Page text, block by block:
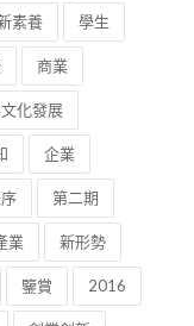
飲管理
素養
商業
化發展
企業
序 第二期
產業 新形勢